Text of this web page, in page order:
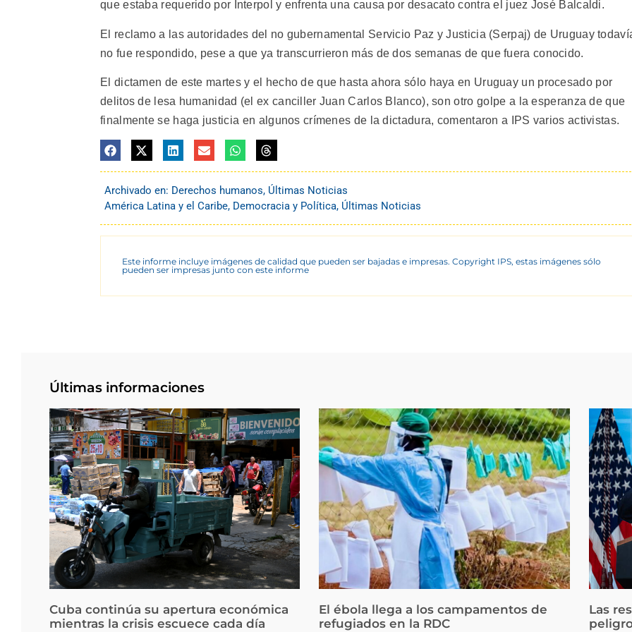
que estaba requerido por Interpol y enfrenta una causa por desacato contra el juez José Balcaldi.
El reclamo a las autoridades del no gubernamental Servicio Paz y Justicia (Serpaj) de Uruguay
no fue respondido, pese a que ya transcurrieron más de dos semanas de que fuera conocido.
El dictamen de este martes y el hecho de que hasta ahora sólo haya en Uruguay un procesado por
delitos de lesa humanidad (el ex canciller Juan Carlos Blanco), son otro golpe a la esperanza de que
finalmente se haga justicia en algunos crímenes de la dictadura, comentaron a IPS varios activistas.
Archivado en: Derechos humanos, Últimas Noticias
América Latina y el Caribe, Democracia y Política, Últimas Noticias
Este informe incluye imágenes de calidad que pueden ser bajadas e impresas. Copyright IPS, estas imágenes sólo
pueden ser impresas junto con este informe
Últimas informaciones
Cuba continúa su apertura económica
mientras la crisis escuece cada día
El ébola llega a los campamentos de
refugiados en la RDC
Las